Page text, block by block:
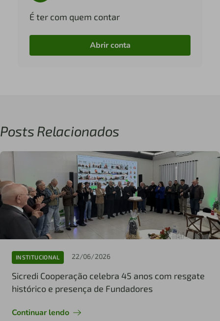
É ter com quem contar
Abrir conta
Posts Relacionados
INSTITUCIONAL 22/06/2026
Sicredi Cooperação celebra 45 anos com resgate
histórico e presença de Fundadores
Continuar lendo